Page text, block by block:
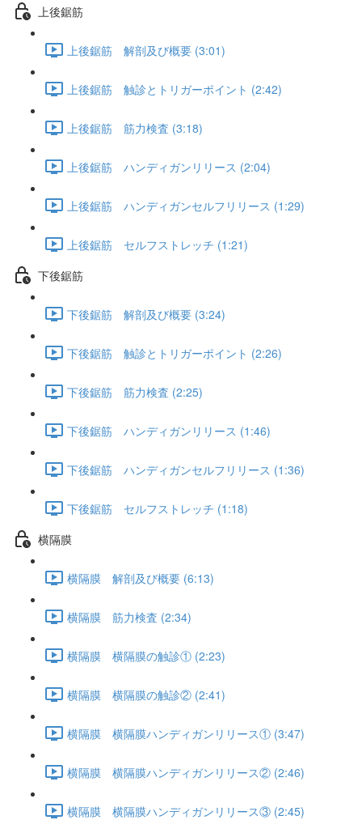
上後鋸筋
上後鋸筋 解剖及び概要 (3:01)
上後鋸筋 触診とトリガーポイント (2:42)
上後鋸筋 筋力検査 (3:18)
上後鋸筋 ハンディガンリリース (2:04)
上後鋸筋 ハンディガンセルフリリース (1:29)
上後鋸筋 セルフストレッチ (1:21)
下後鋸筋
下後鋸筋 解剖及び概要 (3:24)
下後鋸筋 触診とトリガーポイント (2:26)
下後鋸筋 筋力検査 (2:25)
下後鋸筋 ハンディガンリリース (1:46)
下後鋸筋 ハンディガンセルフリリース (1:36)
下後鋸筋 セルフストレッチ (1:18)
横隔膜
横隔膜 解剖及び概要 (6:13)
横隔膜 筋力検査 (2:34)
横隔膜 横隔膜の触診① (2:23)
横隔膜 横隔膜の触診② (2:41)
横隔膜 横隔膜ハンディガンリリース① (3:47)
横隔膜 横隔膜ハンディガンリリース② (2:46)
横隔膜 横隔膜ハンディガンリリース③ (2:45)